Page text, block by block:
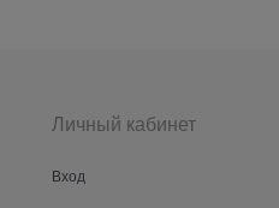
Личный кабинет
Вход